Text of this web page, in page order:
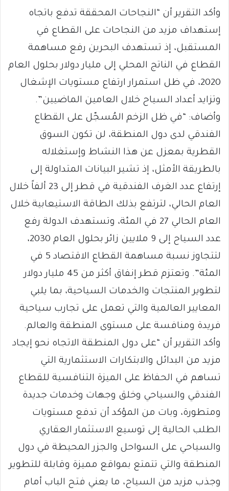
وأكد التقرير أن “النجاحات المحققة تدفع باتجاه
إستهداف مزيد من النجاحات على القطاع في
المستقبل، إذ تستهدف البحرين رفع مساهمة
القطاع في الناتج المحلي إلى مليار دولار بحلول العام
2020، في ظل استمرار ارتفاع مستويات الإشغال
وتزايد أعداد السياح خلال العامين الماضيين”.
وأضاف: “في ظل الزخم المُسجّل على القطاع
الفندقي لدى دول المنطقة، لن تكون السوق
القطرية بمعزل عن هذا النشاط وإستغلاله
بالطريقة الأمثل، إذ تشير البيانات المتداولة إلى
إرتفاع عدد الغرف الفندقية في قطر إلى 23 ألفاً خلال
العام الحالي، لترتفع بذلك الطاقة الاستيعابية خلال
العام الحالي 27 في المئة، وتستهدف الدولة رفع
عدد السياح إلى 9 ملايين زائر بحلول العام 2030،
لتتجاوز نسبة مساهمة القطاع الاقتصاد 5 في
المئة”. وتعتزم قطر إنفاق أكثر من 45 مليار دولار
لتطوير المنتجات والخدمات السياحية، بما يلبي
المعايير العالمية والتي تعمل على تجارب سياحية
فريدة ومنافسة على مستوى المنطقة والعالم.
وأكد التقرير أن “على دول المنطقة الاتجاه نحو إيجاد
مزيد من البدائل والابتكارات الاستثمارية التي
تساهم في الحفاظ على الميزة التنافسية للقطاع
الفندقي والسياحي وخلق وجهات وخدمات جديدة
ومتطورة، وبات من المؤكد أن تدفع مستويات
الطلب الحالية إلى توسيع الاستثمار العقاري
والسياحي على السواحل والجزر المحيطة في دول
المنطقة والتي تتمتع بمواقع مميزة وقابلة للتطوير
وجذب مزيد من السياح، ما يعني فتح الباب أمام